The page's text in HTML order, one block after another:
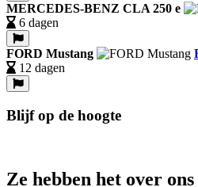
MERCEDES-BENZ CLA 250 e
6 dagen
FORD Mustang
12 dagen
Blijf op de hoogte
Ze hebben het over ons